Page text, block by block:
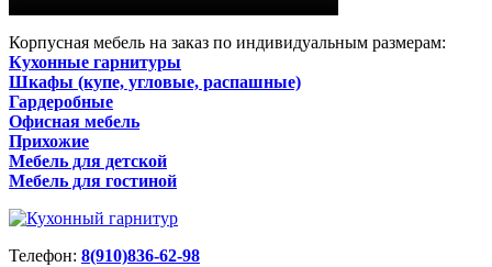
Корпусная мебель на заказ по индивидуальным размерам:
Кухонные гарнитуры
Шкафы (купе, угловые, распашные)
Гардеробные
Офисная мебель
Прихожие
Мебель для детской
Мебель для гостиной
Телефон: 8(910)836-62-98